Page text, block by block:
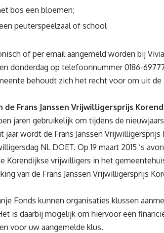
bos een bloemen;
peuterspeelzaal of school
of per email aangemeld worden bij
donderdag op telefoonnummer 0186-
behoudt zich het recht voor om uit de
de Frans Janssen Vrijwilligersprijs
jaren gebruikelijk om tijdens de
wordt de Frans Janssen Vrijwilligersprijs
NL DOET. Op 19 maart 2015 ’s
Korendijkse vrijwilligers in het
van de Frans Janssen Vrijwilligersprijs
Fonds kunnen organisaties klussen
is daarbij mogelijk om hiervoor een
voor uw aangemelde klus.